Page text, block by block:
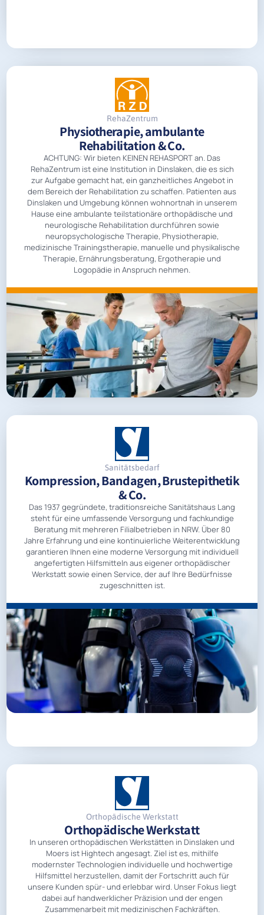
RehaZentrum
Physiotherapie, ambulante
Rehabilitation & Co.
ACHTUNG: Wir bieten KEINEN REHASPORT an. Das
RehaZentrum ist eine Institution in Dinslaken, die es sich
zur Aufgabe gemacht hat, ein ganzheitliches Angebot in
dem Bereich der Rehabilitation zu schaffen. Patienten aus
Dinslaken und Umgebung können wohnortnah in unserem
Hause eine ambulante teilstationäre orthopädische und
neurologische Rehabilitation durchführen sowie
neuropsychologische Therapie, Physiotherapie,
medizinische Trainingstherapie, manuelle und physikalische
Therapie, Ernährungsberatung, Ergotherapie und
Logopädie in Anspruch nehmen.
Sanitätsbedarf
Kompression, Bandagen, Brustepithetik
& Co.
Das 1937 gegründete, traditionsreiche Sanitätshaus Lang
steht für eine umfassende Versorgung und fachkundige
Beratung mit mehreren Filialbetrieben in NRW. Über 80
Jahre Erfahrung und eine kontinuierliche Weiterentwicklung
garantieren Ihnen eine moderne Versorgung mit individuell
angefertigten Hilfsmitteln aus eigener orthopädischer
Werkstatt sowie einen Service, der auf Ihre Bedürfnisse
zugeschnitten ist.
Orthopädische Werkstatt
Orthopädische Werkstatt
In unseren orthopädischen Werkstätten in Dinslaken und
Moers ist Hightech angesagt. Ziel ist es, mithilfe
modernster Technologien individuelle und hochwertige
Hilfsmittel herzustellen, damit der Fortschritt auch für
unsere Kunden spür- und erlebbar wird. Unser Fokus liegt
dabei auf handwerklicher Präzision und der engen
Zusammenarbeit mit medizinischen Fachkräften.